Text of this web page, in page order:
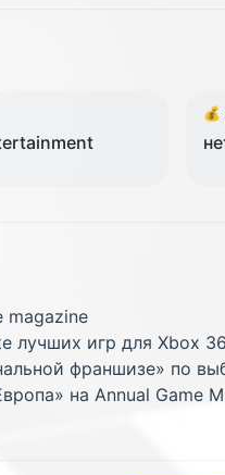
magazine
лучших игр для Xbox
франшизе» по
на Annual Game